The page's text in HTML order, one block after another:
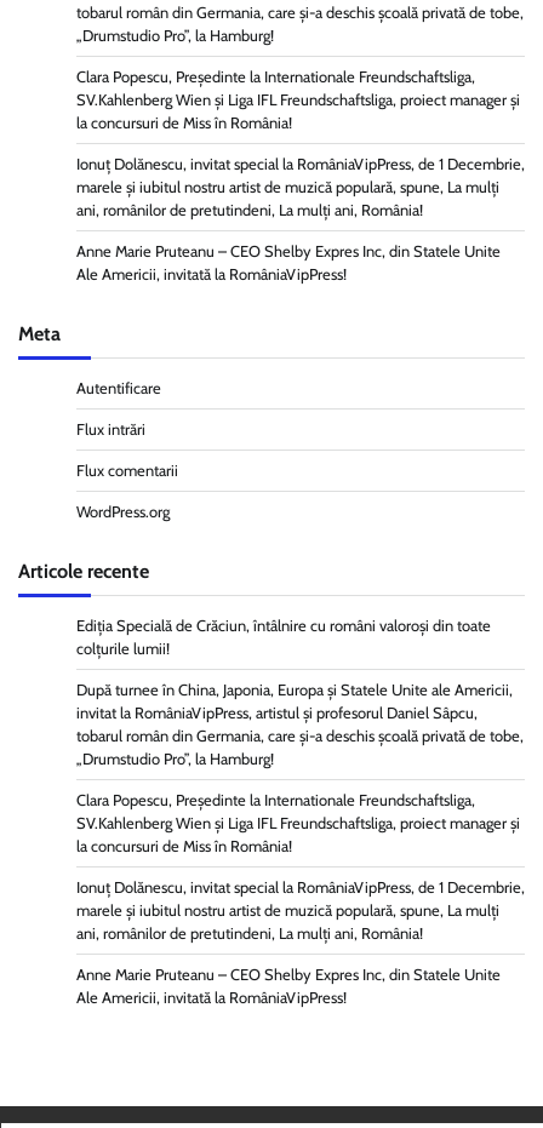
tobarul român din Germania, care și-a deschis școală privată de tobe,
„Drumstudio Pro”, la Hamburg!
Clara Popescu, Președinte la Internationale Freundschaftsliga,
SV.Kahlenberg Wien şi Liga IFL Freundschaftsliga, proiect manager și
la concursuri de Miss în România!
Ionuț Dolănescu, invitat special la RomâniaVipPress, de 1 Decembrie,
marele și iubitul nostru artist de muzică populară, spune, La mulți
ani, românilor de pretutindeni, La mulți ani, România!
Anne Marie Pruteanu – CEO Shelby Expres Inc, din Statele Unite
Ale Americii, invitată la RomâniaVipPress!
Meta
Autentificare
Flux intrări
Flux comentarii
WordPress.org
Articole recente
Ediția Specială de Crăciun, întâlnire cu români valoroși din toate
colțurile lumii!
După turnee în China, Japonia, Europa și Statele Unite ale Americii,
invitat la RomâniaVipPress, artistul și profesorul Daniel Sâpcu,
tobarul român din Germania, care și-a deschis școală privată de tobe,
„Drumstudio Pro”, la Hamburg!
Clara Popescu, Președinte la Internationale Freundschaftsliga,
SV.Kahlenberg Wien şi Liga IFL Freundschaftsliga, proiect manager și
la concursuri de Miss în România!
Ionuț Dolănescu, invitat special la RomâniaVipPress, de 1 Decembrie,
marele și iubitul nostru artist de muzică populară, spune, La mulți
ani, românilor de pretutindeni, La mulți ani, România!
Anne Marie Pruteanu – CEO Shelby Expres Inc, din Statele Unite
Ale Americii, invitată la RomâniaVipPress!